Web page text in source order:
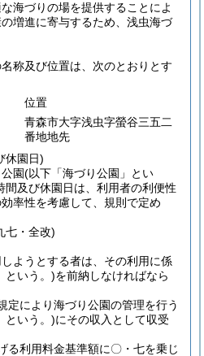
海づりの場を提供することによ
増進に寄与するため、浅虫海づ
称及び位置は、次のとおりとす
位置
青森市大字浅虫字螢谷三五二
番地地先
休園日)
園(以下「海づり公園」とい
間及び休園日は、利用者の利便性
率性を考慮して、規則で定め
七・全改)
ようとする者は、その利用に係
という。)を前納しなければなら
定により海づり公園の管理を行う
という。)にその収入として収受
る利用料金基準額に〇・七を乗じ